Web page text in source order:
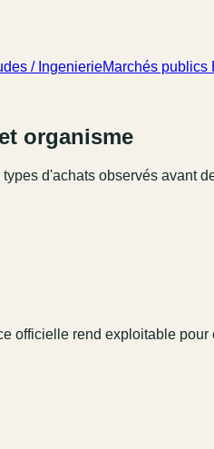
/ IngenierieMarchés publics
organisme
d'achats observés avant
officielle rend exploitable